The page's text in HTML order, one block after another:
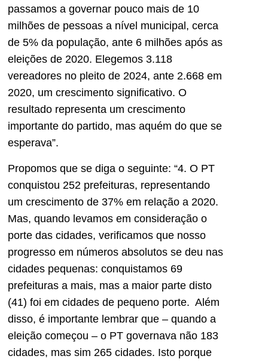
passamos a governar pouco mais de 10
milhões de pessoas a nível municipal, cerca
de 5% da população, ante 6 milhões após as
eleições de 2020. Elegemos 3.118
vereadores no pleito de 2024, ante 2.668 em
2020, um crescimento significativo. O
resultado representa um crescimento
importante do partido, mas aquém do que se
esperava”.
Propomos que se diga o seguinte: “4. O PT
conquistou 252 prefeituras, representando
um crescimento de 37% em relação a 2020.
Mas, quando levamos em consideração o
porte das cidades, verificamos que nosso
progresso em números absolutos se deu nas
cidades pequenas: conquistamos 69
prefeituras a mais, mas a maior parte disto
(41) foi em cidades de pequeno porte. Além
disso, é importante lembrar que – quando a
eleição começou – o PT governava não 183
cidades, mas sim 265 cidades. Isto porque